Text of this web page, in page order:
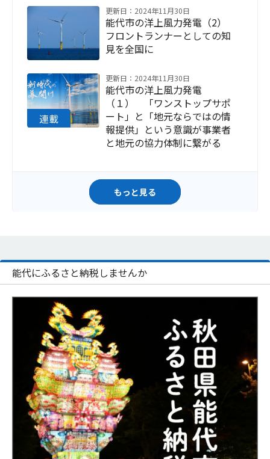
更新日：2024年11月30日
能代市の洋上風力発電（2）
フロントランナーとしての知
見を全国に
更新日：2024年11月30日
能代市の洋上風力発電
（１） 「ワンストップサポ
ート」と「地元ならではの情
報提供」という意識が事業者
と地元の協力体制に繋がる
もっと見る
能代にふるさと納税しませんか